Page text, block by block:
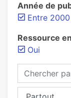
Année de
Entre
Ressource
Oui
Chercher
Chercher